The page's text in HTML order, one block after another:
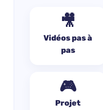
🎥
Vidéos pas à
pas
🎮
Projet